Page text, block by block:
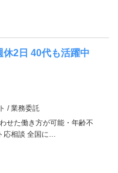
休2日 40代も活躍中
/ 業務委託
せた働き方が可能・年齢不
応相談 全国に…